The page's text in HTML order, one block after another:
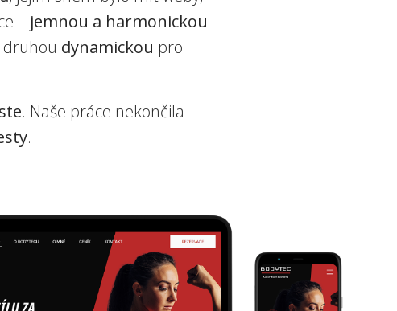
– jemnou a harmonickou
druhou dynamickou pro
. Naše práce nekončila
.